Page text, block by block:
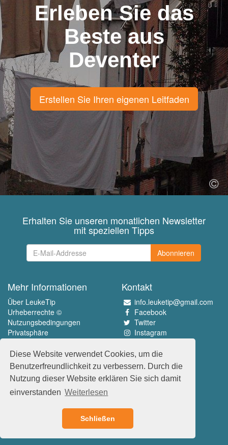
Diese Website verwendet Cookies, um die
Benutzerfreundlichkeit zu verbessern. Durch die
Nutzung dieser Website erklären Sie sich damit
einverstanden Weiterlesen
Schließen
Erleben Sie das
Beste aus
Deventer
Erstellen Sie Ihren eigenen Leitfaden
Erhalten Sie unseren monatlichen Newsletter
mit speziellen Tipps
Abonnieren
Mehr Informationen
Über LeukeTip
Urheberrechte ©
Nutzungsbedingungen
Privatsphäre
Kontakt
info.leuketip@gmail.com
Facebook
Twitter
Instagram
Erleben Sie das Beste
www.leuketip.nl
www.leuketip.com
www.leuketip.de